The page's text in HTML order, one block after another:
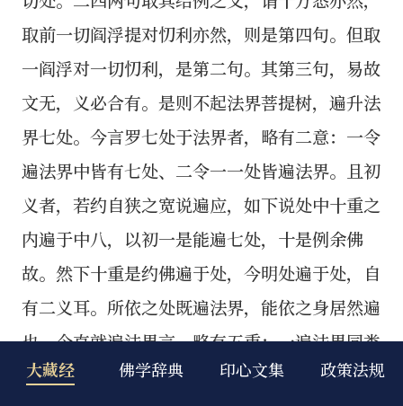
大藏经 佛学辞典 印心文集 政策法规